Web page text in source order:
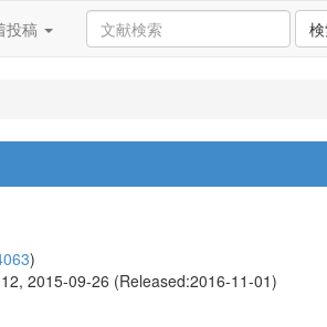
投稿
)
2015-09-26 (Released:2016-11-01)